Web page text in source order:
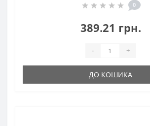
0
389.21 грн.
- +
ДО КОШИКА